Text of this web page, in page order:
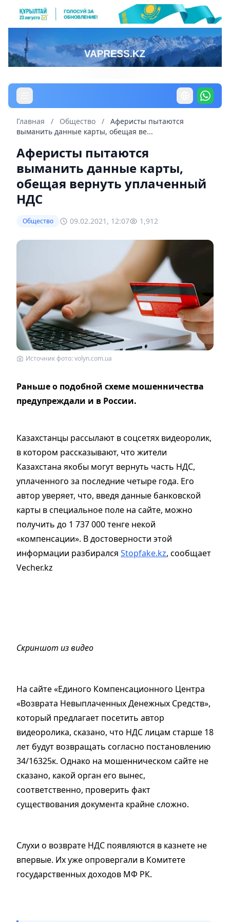
Главная / Общество /
Аферисты пытаются
выманить данные карты, обещая ве...
Аферисты пытаются
выманить данные карты,
обещая вернуть уплаченный
НДС
Общество 09.02.2021, 12:07 1,912
Источник фото: volyn.com.ua
Раньше о подобной схеме мошенничества
предупреждали и в России.
Казахстанцы рассылают в соцсетях видеоролик,
в котором рассказывают, что жители
Казахстана якобы могут вернуть часть НДС,
уплаченного за последние четыре года. Его
автор уверяет, что, введя данные банковской
карты в специальное поле на сайте, можно
получить до 1 737 000 тенге некой
«компенсации». В достоверности этой
информации разбирался Stopfake.kz, сообщает
Vecher.kz
Скриншот из видео
На сайте «Единого Компенсационного Центра
«Возврата Невыплаченных Денежных Средств»,
который предлагает посетить автор
видеоролика, сказано, что НДС лицам старше 18
лет будут возвращать согласно постановлению
34/16325к. Однако на мошенническом сайте не
сказано, какой орган его вынес,
соответственно, проверить факт
существования документа крайне сложно.
Слухи о возврате НДС появляются в казнете не
впервые. Их уже опровергали в Комитете
государственных доходов МФ РК.